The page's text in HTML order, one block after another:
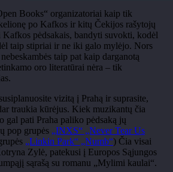
Books“ organizatoriai kaip tik
po Kafkos ir kitų Čekijos rašytojų
Kafkos pėdsakais, bandyti suvokti, kodėl
taip stipriai ir ne iki galo mylėjo. Nors
taip pat kaip darganotą
oro literatūrai nėra – tik
vizitą į Prahą ir suprasite,
traukia kūrėjus. Kiek muzikantų čia
gal pati Praha paliko pėdsaką jų
pop grupės „INXS“ „Never Tear Us
„Linkin Park“ „Numb“) Čia visai
Zylė, patekusi į Europos Sąjungos
sąrašą su romanu „Mylimi kaulai“.